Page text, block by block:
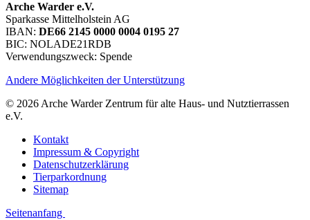
Arche Warder e.V.
Sparkasse Mittelholstein AG
IBAN: DE66 2145 0000 0004 0195 27
BIC: NOLADE21RDB
Verwendungszweck: Spende
Andere Möglichkeiten der Unterstützung
© 2026 Arche Warder Zentrum für alte Haus- und Nutztierrassen
e.V.
Kontakt
Impressum & Copyright
Datenschutzerklärung
Tierparkordnung
Sitemap
Seitenanfang